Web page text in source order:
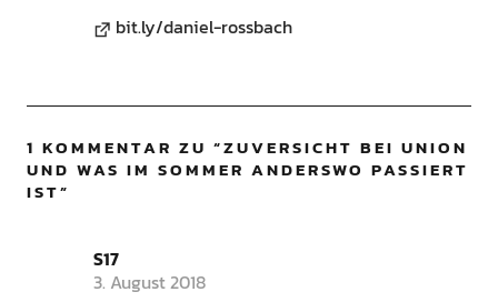
bit.ly/daniel-rossbach
1 KOMMENTAR ZU “ZUVERSICHT BEI UNION
UND WAS IM SOMMER ANDERSWO PASSIERT
IST”
S17
3. August 2018